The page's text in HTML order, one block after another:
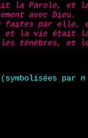
était la Parole,
avec Dieu.
faites par
la vie était la
ténèbres, et
par